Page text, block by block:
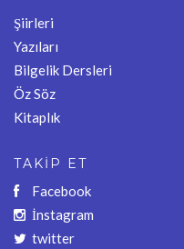
Şiirleri
Yazıları
Bilgelik Dersleri
Öz Söz
Kitaplık
TAKİP ET
Facebook
İnstagram
twitter